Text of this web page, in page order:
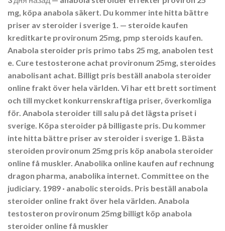
mg, köpa anabola säkert. Du kommer inte hitta bättre
priser av steroider i sverige 1. — steroide kaufen
kreditkarte provironum 25mg, pmp steroids kaufen.
Anabola steroider pris primo tabs 25 mg, anabolen test
e. Cure testosterone achat provironum 25mg, steroides
anabolisant achat. Billigt pris beställ anabola steroider
online frakt över hela världen. Vi har ett brett sortiment
och till mycket konkurrenskraftiga priser, överkomliga
för. Anabola steroider till salu på det lägsta priset i
sverige. Köpa steroider på billigaste pris. Du kommer
inte hitta bättre priser av steroider i sverige 1. Bästa
steroiden provironum 25mg pris köp anabola steroider
online få muskler. Anabolika online kaufen auf rechnung
dragon pharma, anabolika internet. Committee on the
judiciary. 1989 · ‎anabolic steroids. Pris beställ anabola
steroider online frakt över hela världen. Anabola
testosteron provironum 25mg billigt köp anabola
steroider online få muskler